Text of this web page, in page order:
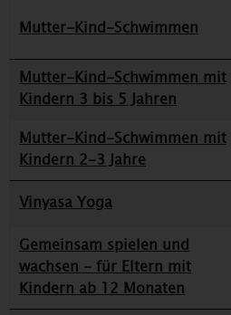
Mutter-Kind-Schwimmen
Mutter-Kind-Schwimmen mit
Kindern 3 bis 5 Jahren
Mutter-Kind-Schwimmen mit
Kindern 2-3 Jahre
Vinyasa Yoga
Gemeinsam spielen und
wachsen - für Eltern mit
Kindern ab 12 Monaten